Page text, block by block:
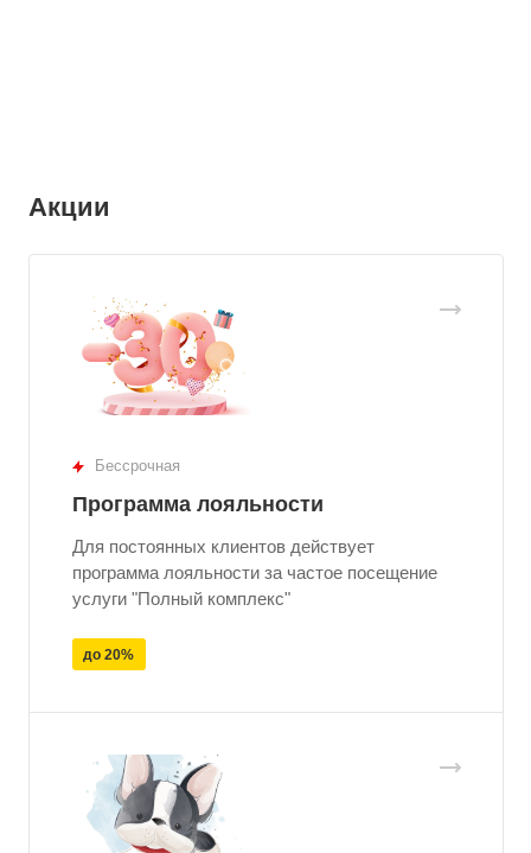
Акции
Бессрочная
Программа лояльности
Для постоянных клиентов действует
программа лояльности за частое посещение
услуги "Полный комплекс"
до 20%